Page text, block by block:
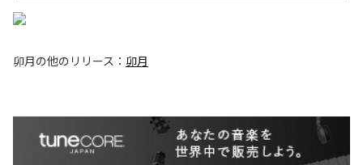
卯月の他のリリース： 卯月